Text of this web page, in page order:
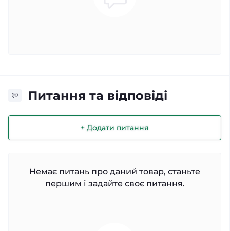
Питання та відповіді
+ Додати питання
Немає питань про даний товар, станьте
першим і задайте своє питання.